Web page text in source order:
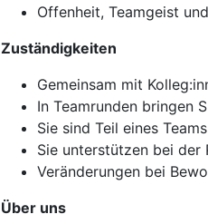
Offenheit, Teamgeist
Zuständigkeiten
Gemeinsam mit
In Teamrunden bringen
Sie sind Teil eines
Sie unterstützen bei
Veränderungen bei
Über uns